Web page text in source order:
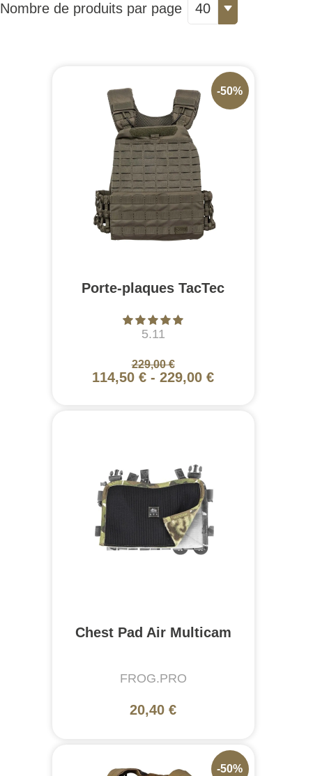
Nombre de produits par page 40
Porte-plaques TacTec
5.11
229,00 €
114,50 € -229,00 €
-50%
Chest Pad Air Multicam
FROG.PRO
20,40 €
-50%